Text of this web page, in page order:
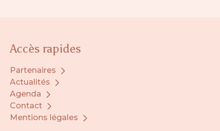
Accès rapides
Partenaires
Actualités
Agenda
Contact
Mentions légales